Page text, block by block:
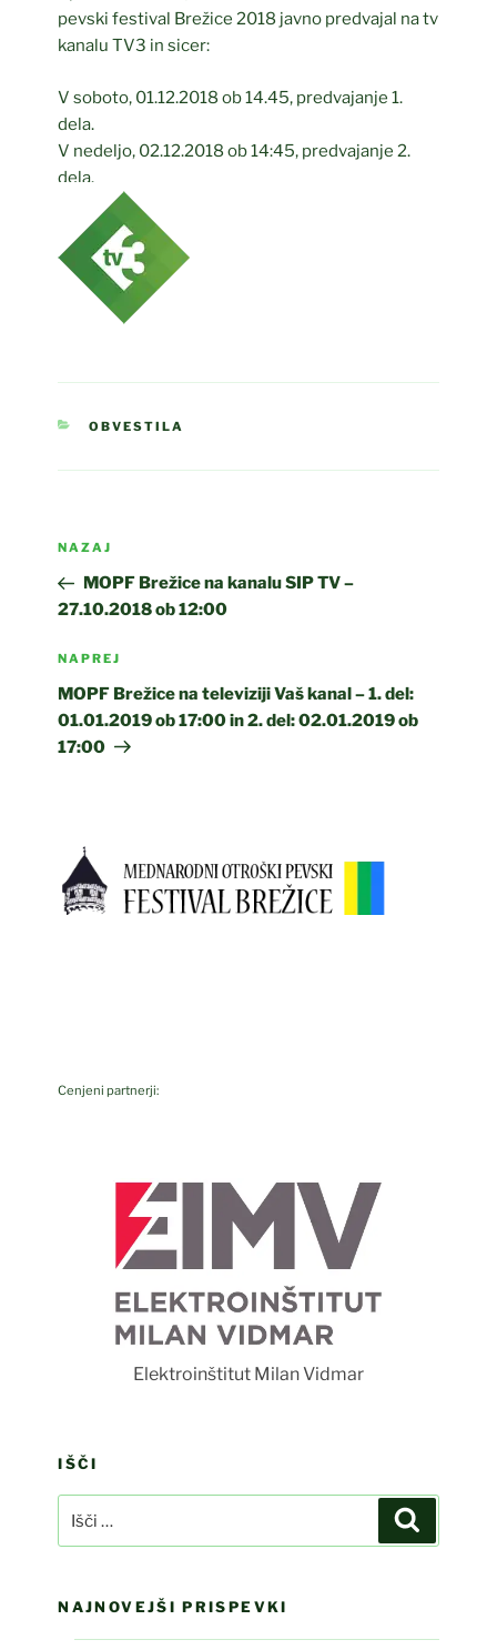
pevski festival Brežice 2018 javno predvajal na tv
kanalu TV3 in sicer:
V soboto, 01.12.2018 ob 14.45, predvajanje 1.
dela.
V nedeljo, 02.12.2018 ob 14:45, predvajanje 2.
dela.
KATEGORIJE
OBVESTILA
Navigacija
Prejšnji
prispevek
NAZAJ
MOPF Brežice na kanalu SIP TV –
27.10.2018 ob 12:00
Naslednji
prispevek
NAPREJ
MOPF Brežice na televiziji Vaš kanal – 1. del:
01.01.2019 ob 17:00 in 2. del: 02.01.2019 ob
17:00
Cenjeni partnerji:
Elektroinštitut Milan Vidmar
IŠČI
NAJNOVEJŠI PRISPEVKI